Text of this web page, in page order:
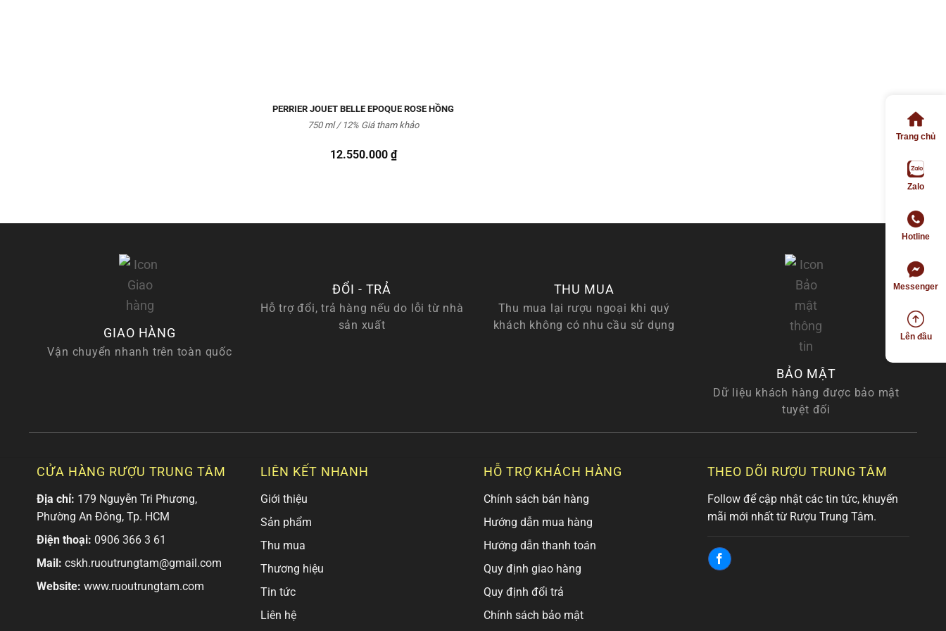
PERRIER JOUET BELLE EPOQUE ROSE HỒNG
12.550.000 ₫
750 ml / 12% Giá tham khảo
GIAO HÀNG
Vận chuyển nhanh trên toàn quốc
ĐỔI - TRẢ
Hỗ trợ đổi, trả hàng nếu do lỗi từ nhà
sản xuất
THU MUA
Thu mua lại rượu ngoại khi quý
khách không có nhu cầu sử dụng
BẢO MẬT
Dữ liệu khách hàng được bảo mật
tuyệt đối
CỬA HÀNG RƯỢU TRUNG TÂM
Địa chỉ: 179 Nguyễn Tri Phương,
Phường An Đông, Tp. HCM
Điện thoại: 0906 366 3 61
Mail: cskh.ruoutrungtam@gmail.com
Website: www.ruoutrungtam.com
LIÊN KẾT NHANH
Giới thiệu
Sản phẩm
Thu mua
Thương hiệu
Tin tức
Liên hệ
HỖ TRỢ KHÁCH HÀNG
Chính sách bán hàng
Hướng dẫn mua hàng
Hướng dẫn thanh toán
Quy định giao hàng
Quy định đổi trả
Chính sách bảo mật
THEO DÕI RƯỢU TRUNG TÂM
Follow để cập nhật các tin tức, khuyến
mãi mới nhất từ Rượu Trung Tâm.
Trang chủ
Zalo
Hotline
Messenger
Lên đầu